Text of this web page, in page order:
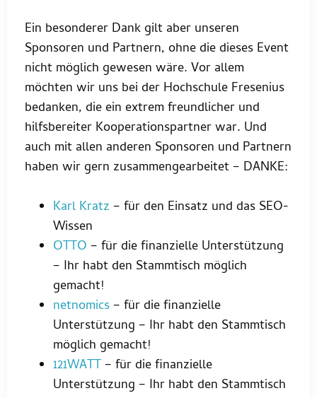
Ein besonderer Dank gilt aber unseren
Sponsoren und Partnern, ohne die dieses Event
nicht möglich gewesen wäre. Vor allem
möchten wir uns bei der Hochschule Fresenius
bedanken, die ein extrem freundlicher und
hilfsbereiter Kooperationspartner war. Und
auch mit allen anderen Sponsoren und Partnern
haben wir gern zusammengearbeitet – DANKE:
Karl Kratz – für den Einsatz und das SEO-
Wissen
OTTO – für die finanzielle Unterstützung
– Ihr habt den Stammtisch möglich
gemacht!
netnomics – für die finanzielle
Unterstützung – Ihr habt den Stammtisch
möglich gemacht!
121WATT – für die finanzielle
Unterstützung – Ihr habt den Stammtisch